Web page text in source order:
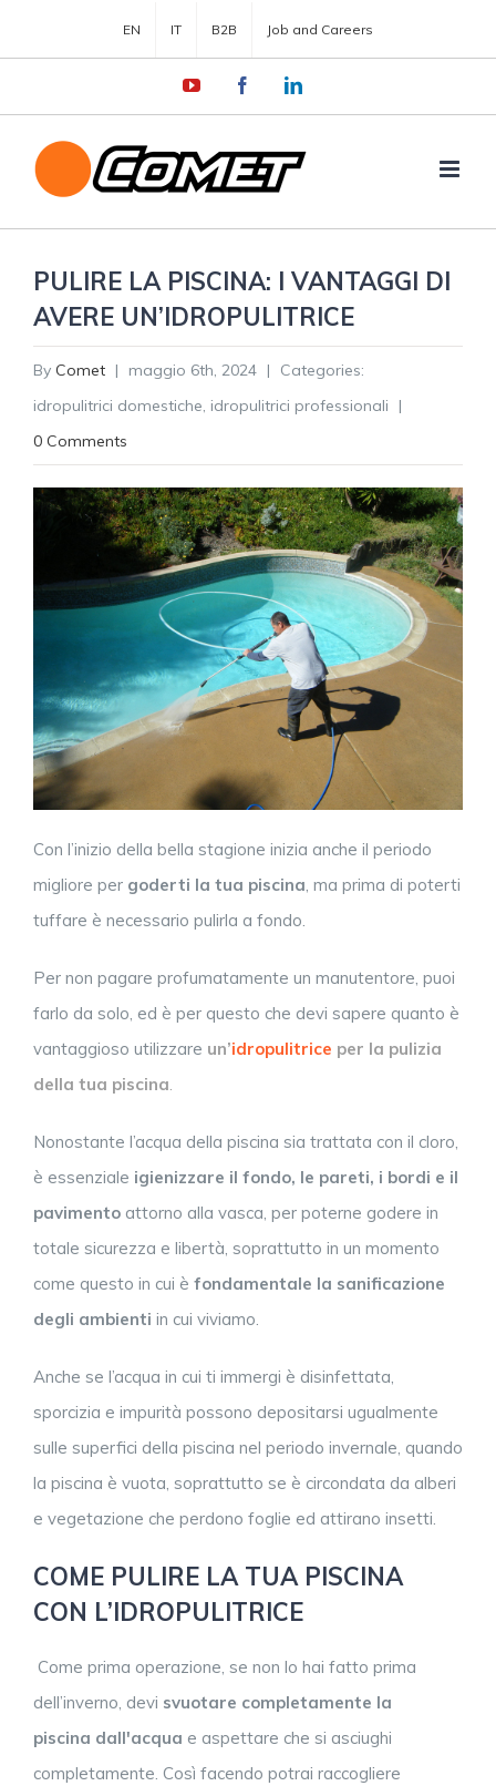
EN IT B2B Job and Careers
YouTube FacebookLinkedIn
PULIRE LA PISCINA: I VANTAGGI DI
AVERE UN’IDROPULITRICE
By Comet | maggio 6th, 2024 |
Categories:
idropulitrici domestiche, idropulitrici professionali
|
0 Comments
Con l’inizio della bella stagione inizia anche il periodo
migliore per goderti la tua piscina, ma prima di poterti
tuffare è necessario pulirla a fondo.
Per non pagare profumatamente un manutentore, puoi
farlo da solo, ed è per questo che devi sapere quanto è
vantaggioso utilizzare un’idropulitrice per la pulizia
della tua piscina.
Nonostante l’acqua della piscina sia trattata con il cloro,
è essenziale igienizzare il fondo, le pareti, i bordi e il
pavimento attorno alla vasca, per poterne godere in
totale sicurezza e libertà, soprattutto in un momento
come questo in cui è fondamentale la sanificazione
degli ambienti in cui viviamo.
Anche se l’acqua in cui ti immergi è disinfettata,
sporcizia e impurità possono depositarsi ugualmente
sulle superfici della piscina nel periodo invernale, quando
la piscina è vuota, soprattutto se è circondata da alberi
e vegetazione che perdono foglie ed attirano insetti.
COME PULIRE LA TUA PISCINA
CON L’IDROPULITRICE
Come prima operazione, se non lo hai fatto prima
dell’inverno, devi svuotare completamente la
piscina dall'acqua e aspettare che si asciughi
completamente. Così facendo potrai raccogliere